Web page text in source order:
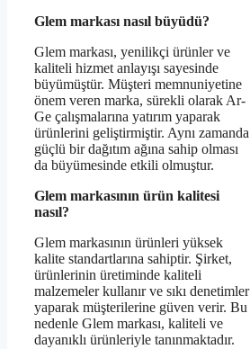
Glem markası nasıl büyüdü?
Glem markası, yenilikçi ürünler ve
kaliteli hizmet anlayışı sayesinde
büyümüştür. Müşteri memnuniyetine
önem veren marka, sürekli olarak Ar-
Ge çalışmalarına yatırım yaparak
ürünlerini geliştirmiştir. Aynı zamanda
güçlü bir dağıtım ağına sahip olması
da büyümesinde etkili olmuştur.
Glem markasının ürün kalitesi
nasıl?
Glem markasının ürünleri yüksek
kalite standartlarına sahiptir. Şirket,
ürünlerinin üretiminde kaliteli
malzemeler kullanır ve sıkı denetimler
yaparak müşterilerine güven verir. Bu
nedenle Glem markası, kaliteli ve
dayanıklı ürünleriyle tanınmaktadır.